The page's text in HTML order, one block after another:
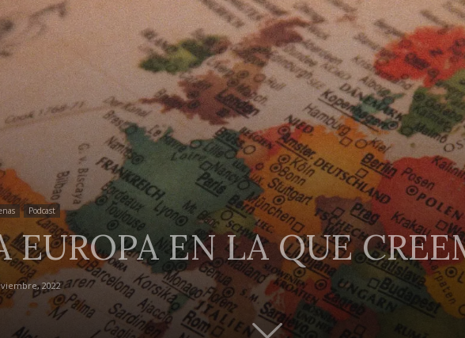
Podcast
EUROPA EN LA QUE
2022